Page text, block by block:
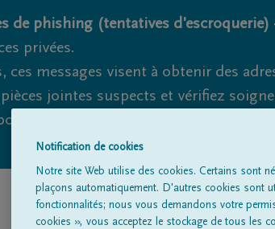
de phishing (tentatives d'escroquerie)
privées.
ces messages visent à obtenir des
jointes suspects et vérifiez
éviter cela. Cependant, les
Tous les avis de décès
Notification de cookies
Notre site Web utilise des cookies. Certains sont
plaçons automatiquement. D'autres cookies sont
fonctionnalités; nous vous demandons votre
cookies », vous acceptez le stockage de tous les